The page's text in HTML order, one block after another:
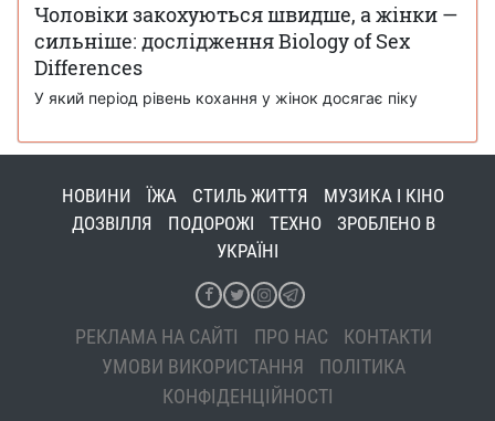
Чоловіки закохуються швидше, а жінки —
сильніше: дослідження Biology of Sex
Differences
У який період рівень кохання у жінок досягає піку
НОВИНИ ЇЖА СТИЛЬ ЖИТТЯ
МУЗИКА І КІНО
ДОЗВІЛЛЯ
ПОДОРОЖІ ТЕХНО
ЗРОБЛЕНО В
УКРАЇНІ
РЕКЛАМА НА САЙТІ ПРО НАС
КОНТАКТИ
УМОВИ ВИКОРИСТАННЯ
ПОЛІТИКА
КОНФІДЕНЦІЙНОСТІ